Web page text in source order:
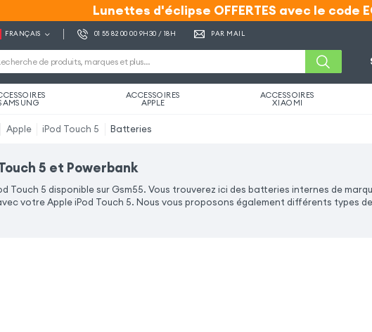
Lunettes d'éclipse OFFERTES avec le code
Lunettes d'éclipse OFFERTES avec le code
FRANÇAIS 01 55 82 00 00 9H30 / 18H PAR MAIL
ACCESSOIRES
APPLE
ACCESSOIRES
XIAOMI
Apple iPod Touch 5 Batteries
5 et Powerbank
Touch 5 disponible sur Gsm55. Vous trouverez ici des batteries internes de
votre Apple iPod Touch 5. Nous vous proposons également différents types de